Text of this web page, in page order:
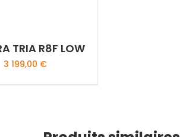
TRIA R8F LOW
3 199,00 €
plusieurs